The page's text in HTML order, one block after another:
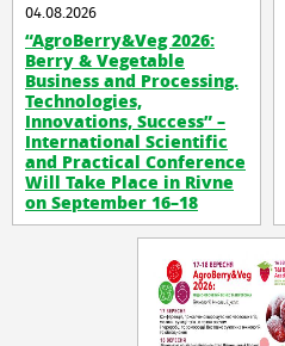
04.08.2026
“AgroBerry&Veg 2026:
Berry & Vegetable
Business and Processing.
Technologies,
Innovations, Success” –
International Scientific
and Practical Conference
Will Take Place in Rivne
on September 16–18